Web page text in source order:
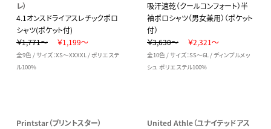
レ）
4.1オンスドライアスレチックポロ
シャツ(ポケット付)
￥1,771～
￥1,199～
全9色 / サイズ：XS～XXXXL / ポリエステ
ル100%
吸汗速乾（クールコンフォート）半
袖ポロシャツ（男女兼用）（ポケット
付）
￥3,630～
￥2,321～
全10色 / サイズ：SS～6L / ディンプルメッ
シュ ポリエステル100%
Printstar（プリントスター）
United Athle（ユナイテッドアス